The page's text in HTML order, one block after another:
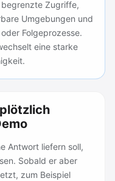
Zugriffe,
Umgebungen und
Folgeprozesse.
eine starke
Antwort liefern soll,
Sobald er aber
zum Beispiel